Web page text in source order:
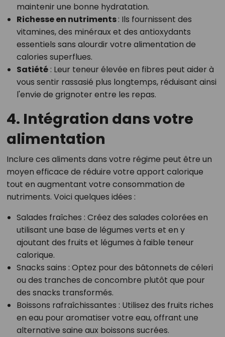
maintenir une bonne hydratation.
Richesse en nutriments: Ils fournissent des
vitamines, des minéraux et des antioxydants
essentiels sans alourdir votre alimentation de
calories superflues.
Satiété: Leur teneur élevée en fibres peut aider à
vous sentir rassasié plus longtemps, réduisant ainsi
l'envie de grignoter entre les repas.
4. Intégration dans votre
alimentation
Inclure ces aliments dans votre régime peut être un
moyen efficace de réduire votre apport calorique
tout en augmentant votre consommation de
nutriments. Voici quelques idées :
Salades fraîches : Créez des salades colorées en
utilisant une base de légumes verts et en y
ajoutant des fruits et légumes à faible teneur
calorique.
Snacks sains : Optez pour des bâtonnets de céleri
ou des tranches de concombre plutôt que pour
des snacks transformés.
Boissons rafraîchissantes : Utilisez des fruits riches
en eau pour aromatiser votre eau, offrant une
alternative saine aux boissons sucrées.